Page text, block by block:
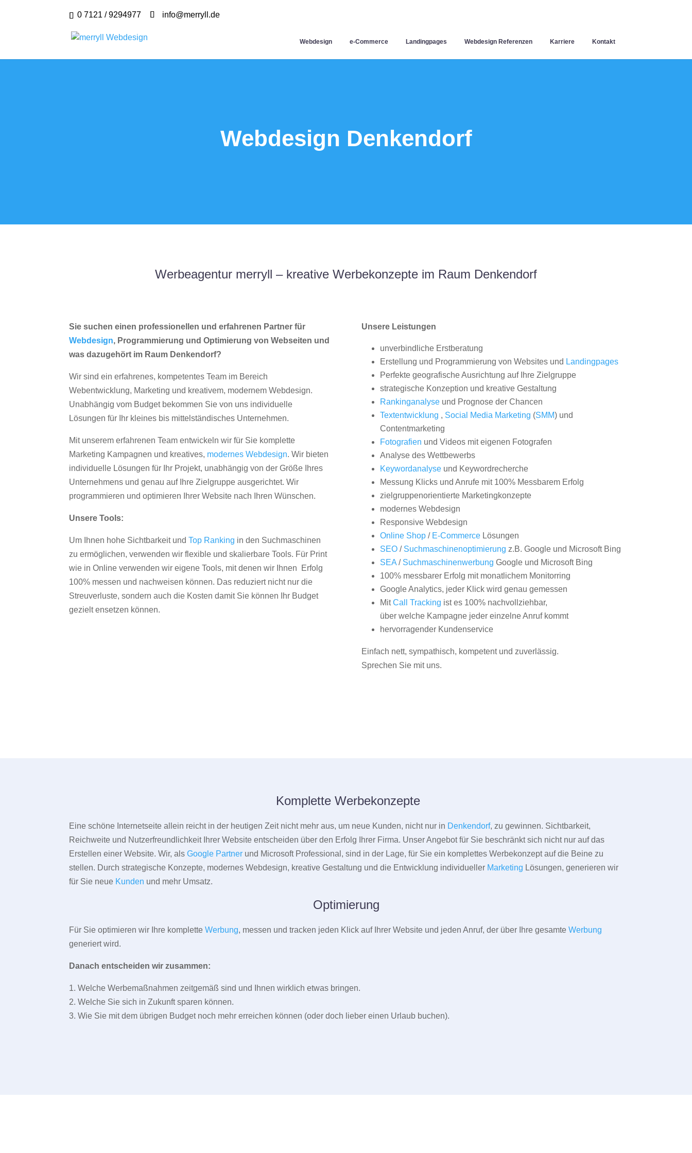
0 7121 / 9294977 info@merryll.de
Webdesign e-Commerce Landingpages Webdesign Referenzen Karriere Kontakt
Webdesign Denkendorf
Werbeagentur merryll – kreative Werbekonzepte im Raum Denkendorf
Sie suchen einen professionellen und erfahrenen Partner für
Webdesign, Programmierung und Optimierung von Webseiten und
was dazugehört im Raum Denkendorf?
Wir sind ein erfahrenes, kompetentes Team im Bereich
Webentwicklung, Marketing und kreativem, modernem Webdesign.
Unabhängig vom Budget bekommen Sie von uns individuelle
Lösungen für Ihr kleines bis mittelständisches Unternehmen.
Mit unserem erfahrenen Team entwickeln wir für Sie komplette
Marketing Kampagnen und kreatives, modernes Webdesign. Wir bieten
individuelle Lösungen für Ihr Projekt, unabhängig von der Größe Ihres
Unternehmens und genau auf Ihre Zielgruppe ausgerichtet. Wir
programmieren und optimieren Ihrer Website nach Ihren Wünschen.
Unsere Tools:
Um Ihnen hohe Sichtbarkeit undTop Ranking in den Suchmaschinen
zu ermöglichen, verwenden wir flexible und skalierbare Tools. Für Print
wie in Online verwenden wir eigene Tools, mit denen wir Ihnen Erfolg
100% messen und nachweisen können. Das reduziert nicht nur die
Streuverluste, sondern auch die Kosten damit Sie können Ihr Budget
gezielt ensetzen können.
Unsere Leistungen
unverbindliche Erstberatung
Erstellung und Programmierung von Websites und Landingpages
Perfekte geografische Ausrichtung auf Ihre Zielgruppe
strategische Konzeption und kreative Gestaltung
Rankinganalyseund Prognose der Chancen
Textentwicklung , Social Media Marketing (SMM) und
Contentmarketing
Fotografien und Videos mit eigenen Fotografen
Analyse des Wettbewerbs
Keywordanalyseund Keywordrecherche
Messung Klicks und Anrufe mit 100% Messbarem Erfolg
zielgruppenorientierte Marketingkonzepte
modernes Webdesign
Responsive Webdesign
Online Shop/ E-CommerceLösungen
SEO/ Suchmaschinenoptimierung z.B. Google und Microsoft Bing
SEA/ Suchmaschinenwerbung Google und Microsoft Bing
100% messbarer Erfolg mit monatlichem Monitorring
Google Analytics, jeder Klick wird genau gemessen
MitCall Tracking ist es 100% nachvollziehbar,
über welche Kampagne jeder einzelne Anruf kommt
hervorragender Kundenservice
Einfach nett, sympathisch, kompetent und zuverlässig.
Sprechen Sie mit uns.
Komplette Werbekonzepte
Eine schöne Internetseite allein reicht in der heutigen Zeit nicht mehr aus, um neue Kunden, nicht nur in Denkendorf, zu gewinnen. Sichtbarkeit,
Reichweite und Nutzerfreundlichkeit Ihrer Website entscheiden über den Erfolg Ihrer Firma. Unser Angebot für Sie beschränkt sich nicht nur auf das
Erstellen einer Website. Wir, alsGoogle Partner und Microsoft Professional, sind in der Lage, für Sie ein komplettes Werbekonzept auf die Beine zu
stellen. Durch strategische Konzepte, modernes Webdesign, kreative Gestaltung und die Entwicklung individueller Marketing Lösungen, generieren wir
für Sie neue Kunden und mehr Umsatz.
Optimierung
Für Sie optimieren wir Ihre kompletteWerbung, messen und tracken jeden Klick auf Ihrer Website und jeden Anruf, der über Ihre gesamteWerbung
generiert wird.
Danach entscheiden wir zusammen:
1. Welche Werbemaßnahmen zeitgemäß sind und Ihnen wirklich etwas bringen.
2. Welche Sie sich in Zukunft sparen können.
3. Wie Sie mit dem übrigen Budget noch mehr erreichen können (oder doch lieber einen Urlaub buchen).